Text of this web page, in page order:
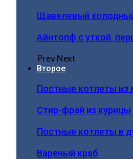
Щавелевый
Айнтопф с уткой,
PrevNext
Второе
Постные котлеты из
Стир-фрай из курицы
Постные котлеты в
Вареный краб